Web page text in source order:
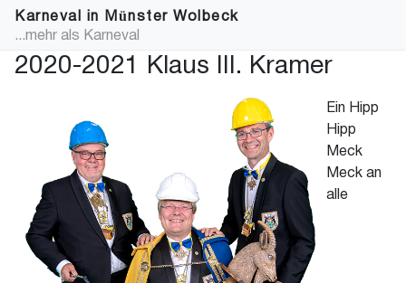
Karneval in Münster Wolbeck
...mehr als Karneval
2020-2021 Klaus III. Kramer
Ein Hipp
Hipp
Meck
Meck an
alle